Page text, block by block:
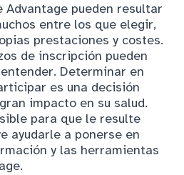
Advantage pueden resultar
entre los que elegir,
prestaciones y costes.
de inscripción pueden
Determinar en
es una decisión
impacto en su salud.
para que le resulte
ayudarle a ponerse en
y las herramientas